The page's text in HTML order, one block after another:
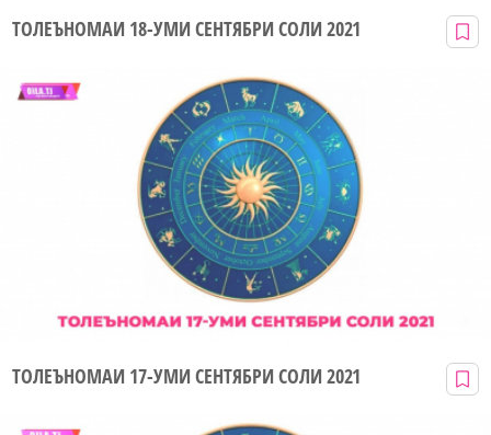
ТОЛЕЪНОМАИ 18-УМИ СЕНТЯБРИ СОЛИ 2021
ТОЛЕЪНОМАИ 17-УМИ СЕНТЯБРИ СОЛИ 2021